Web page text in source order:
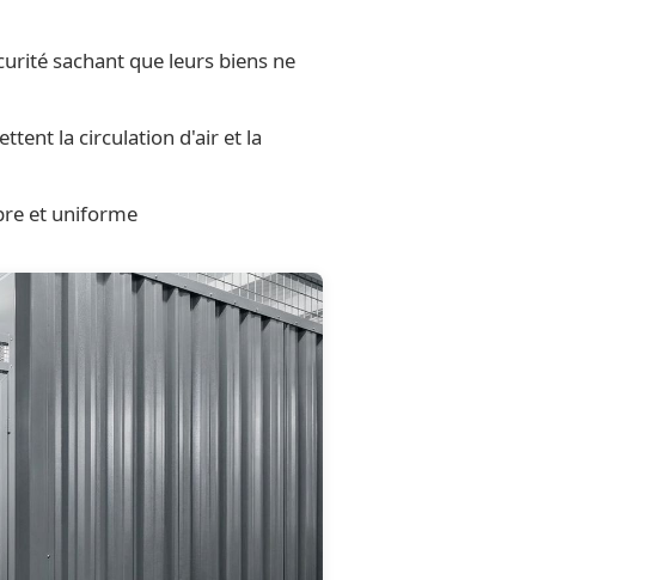
sachant que leurs biens ne
la circulation d'air et la
et uniforme